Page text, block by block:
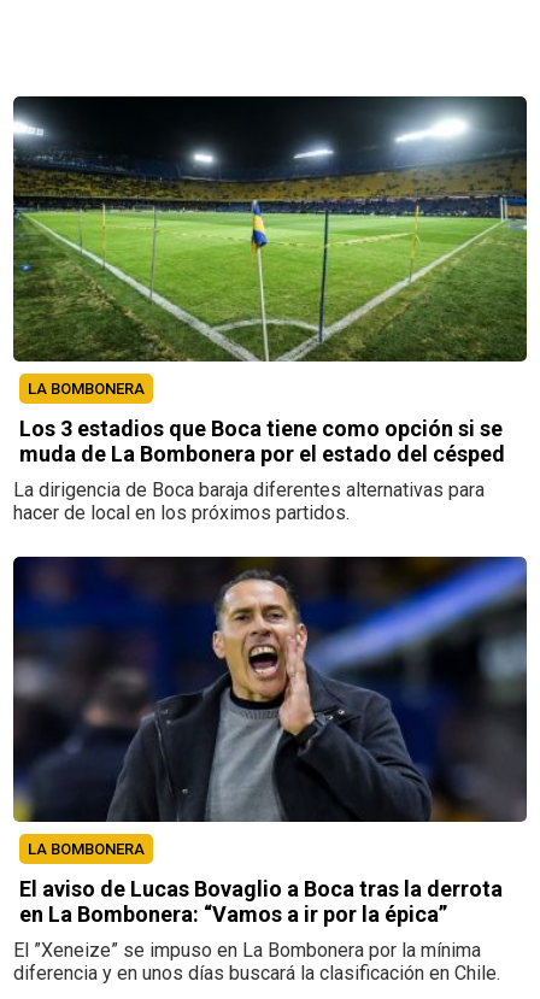
LA BOMBONERA
Los 3 estadios que Boca tiene como opción si se
muda de La Bombonera por el estado del césped
La dirigencia de Boca baraja diferentes alternativas para
hacer de local en los próximos partidos.
LA BOMBONERA
El aviso de Lucas Bovaglio a Boca tras la derrota
en La Bombonera: “Vamos a ir por la épica”
El ”Xeneize” se impuso en La Bombonera por la mínima
diferencia y en unos días buscará la clasificación en Chile.